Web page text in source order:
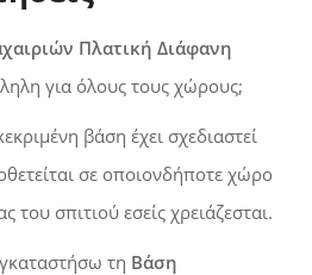
Πλατική Διάφανη
για όλους τους χώρους;
βάση έχει σχεδιαστεί
σε οποιονδήποτε χώρο
του σπιτιού εσείς χρειάζεσται.
τη Βάση